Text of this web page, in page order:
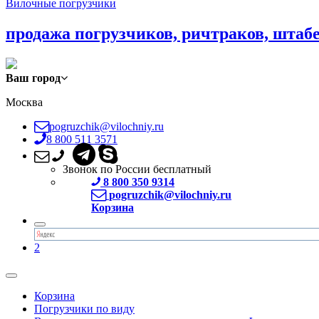
Вилочные погрузчики
продажа погрузчиков, ричтраков,
Ваш город
Москва
pogruzchik@vilochniy.ru
8 800 511 3571
Звонок по России бесплатный
8 800 350 9314
pogruzchik@vilochniy.ru
Корзина
2
Корзина
Погрузчики по виду